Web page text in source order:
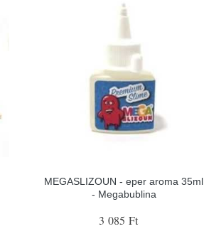
MEGASLIZOUN - eper aroma 35ml
- Megabublina
3 085 Ft